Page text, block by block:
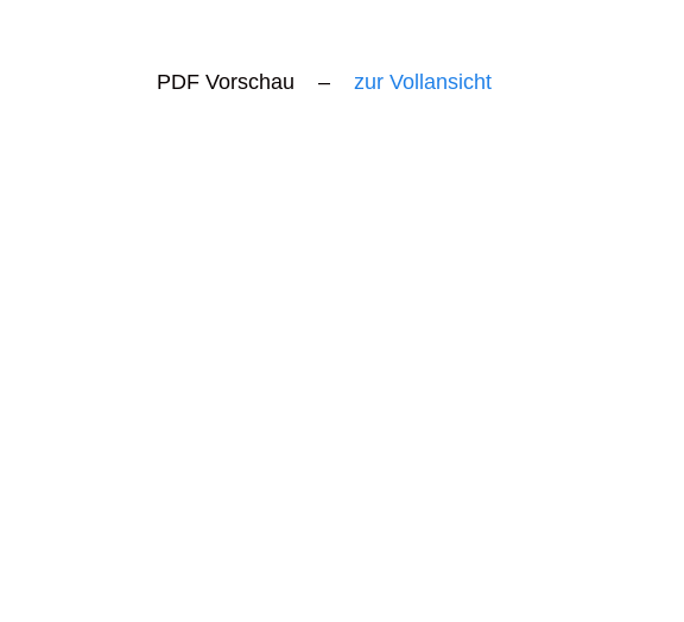
PDF Vorschau – zur Vollansicht